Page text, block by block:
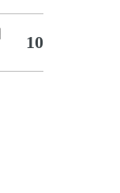
10